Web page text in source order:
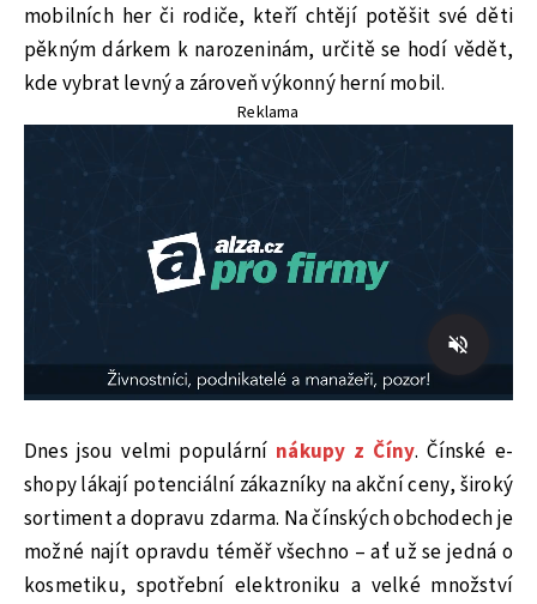
mobilních her či rodiče, kteří chtějí potěšit své děti
pěkným dárkem k narozeninám, určitě se hodí vědět,
kde vybrat levný a zároveň výkonný herní mobil.
Reklama
Dnes jsou velmi populární nákupy z Číny. Čínské e-
shopy lákají potenciální zákazníky na akční ceny, široký
sortiment a dopravu zdarma. Na čínských obchodech je
možné najít opravdu téměř všechno – ať už se jedná o
kosmetiku, spotřební elektroniku a velké množství